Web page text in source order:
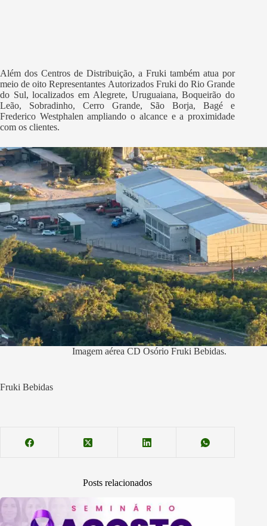
Além dos Centros de Distribuição, a Fruki também atua por
meio de oito Representantes Autorizados Fruki do Rio Grande
do Sul, localizados em Alegrete, Uruguaiana, Boqueirão do
Leão, Sobradinho, Cerro Grande, São Borja, Bagé e
Frederico Westphalen ampliando o alcance e a proximidade
com os clientes.
Imagem aérea CD Osório Fruki Bebidas.
Fruki Bebidas
Posts relacionados